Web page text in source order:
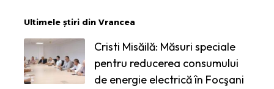
Ultimele știri din Vrancea
Cristi Misăilă: Măsuri speciale
pentru reducerea consumului
de energie electrică în Focşani